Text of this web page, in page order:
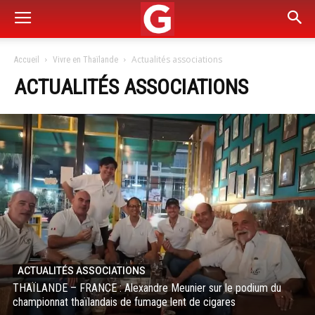
Accueil Vivre en Thaïlande Actualités associations
ACTUALITÉS ASSOCIATIONS
ACTUALITÉS ASSOCIATIONS
THAÏLANDE – FRANCE : Alexandre Meunier sur le podium du
championnat thaïlandais de fumage lent de cigares